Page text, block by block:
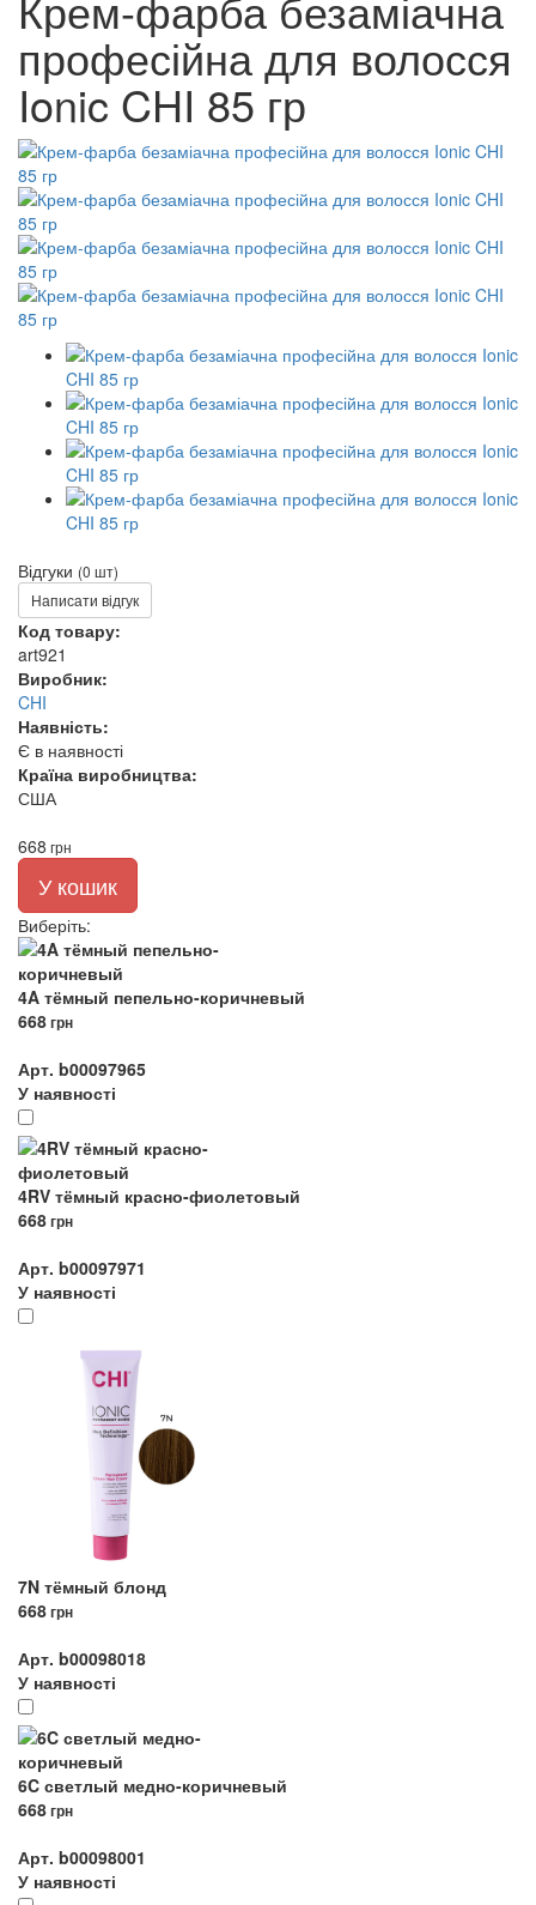
професійна для волосся
Ionic CHI 85 гр
Відгуки (0 шт)
Написати відгук
Код товару:
art921
Виробник:
CHI
Наявність:
Є в наявності
Країна виробництва:
США
668 грн
У кошик
Виберіть:
4A тёмный пепельно-коричневый
668грн
Арт. b00097965
У наявності
4RV тёмный красно-фиолетовый
668грн
Арт. b00097971
У наявності
7N тёмный блонд
668грн
Арт. b00098018
У наявності
6C светлый медно-коричневый
668грн
Арт. b00098001
У наявності